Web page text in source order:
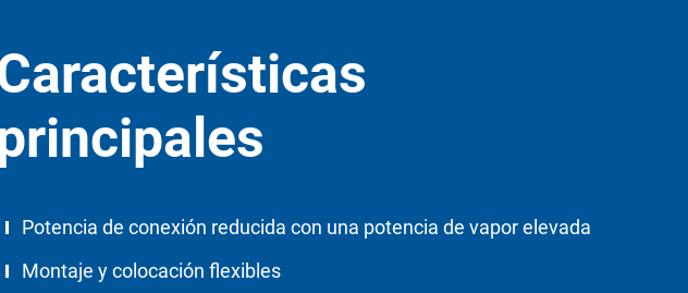
Potencia de conexión reducida con una potencia de vapor elevada
Montaje y colocación flexibles